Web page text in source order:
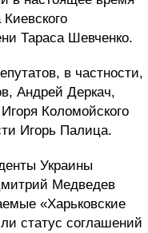
Тараса Шевченко.
в частности,
Андрей Деркач,
Коломойского
Игорь Палица.
Украины
Медведев
«Харьковские
статус соглашений